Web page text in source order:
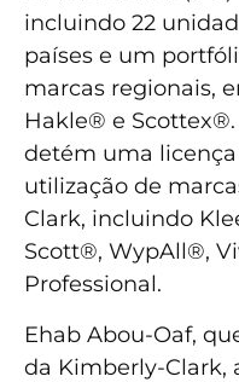
incluindo 22
países e um
marcas regionais,
Hakle® e
detém uma
utilização de
Clark, incluindo
Scott®, WypAll®,
Professional.
Ehab Abou-Oaf,
da Kimberly-Clark,